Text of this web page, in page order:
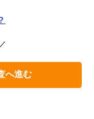
へ進む